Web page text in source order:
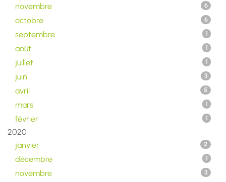
novembre 6
octobre 6
septembre 1
août 1
juillet 1
juin 3
avril 5
mars 1
février 1
2020
janvier
2
décembre 1
novembre 3